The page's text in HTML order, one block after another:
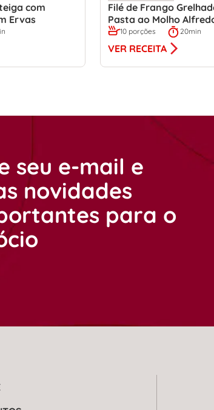
com
Ervas
Filé de Frango
Pasta ao Molho
10 porções 20min
VER RECEITA
seu e-mail e
novidades
para o